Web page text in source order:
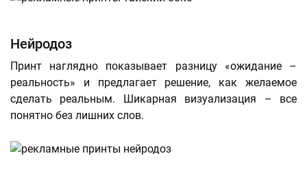
Нейродоз
Принт наглядно показывает разницу «ожидание –
реальность» и предлагает решение, как желаемое
сделать реальным. Шикарная визуализация – все
понятно без лишних слов.